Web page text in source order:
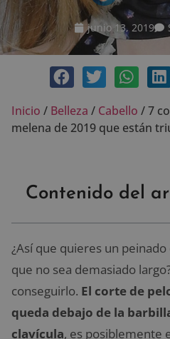
junio 13, 2019
Inicio / Belleza / Cabello /7
melena de 2019 que están
Contenido del
¿Así que quieres un
que no sea demasiado
conseguirlo. El corte de
queda debajo de la
clavícula, es posiblemente